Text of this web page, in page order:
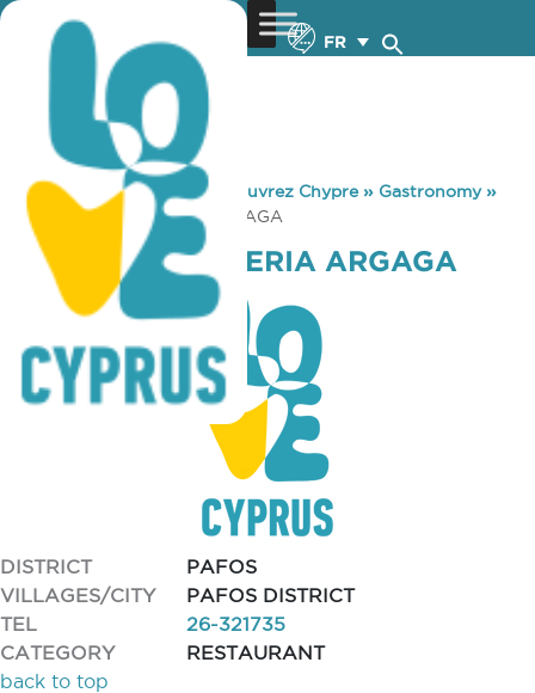
FR
You are here: Home »Découvrez Chypre» Gastronomy»
DA VINCI GELATERIA ARGAGA
DA VINCI GELATERIA ARGAGA
DISTRICT
PAFOS
VILLAGES/CITY
PAFOS DISTRICT
TEL
26-321735
CATEGORY
RESTAURANT
back to top